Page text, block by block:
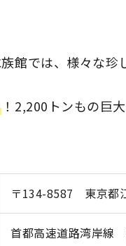
館では、様々な珍
！2,200トンもの巨
〒134-8587 東京都
首都高速道路湾岸線